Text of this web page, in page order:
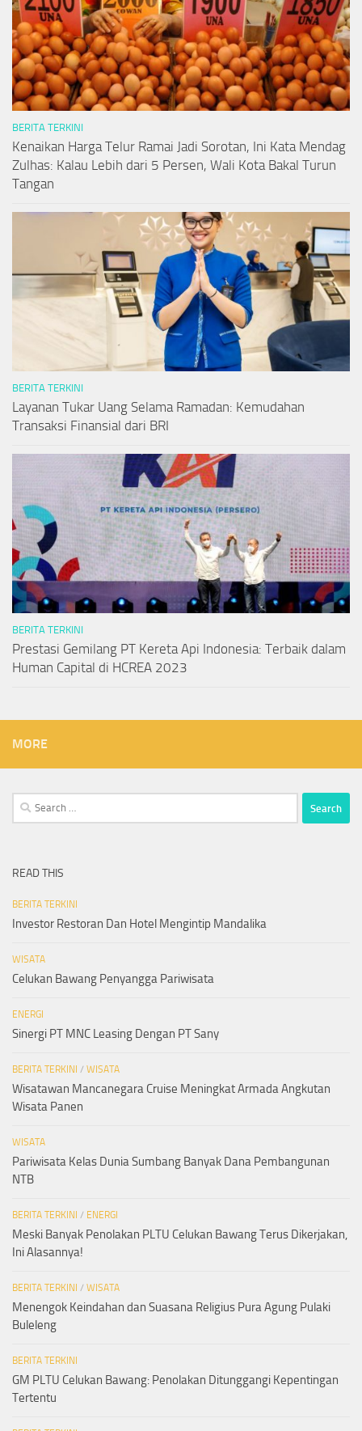
BERITA TERKINI
Kenaikan Harga Telur Ramai Jadi Sorotan, Ini Kata Mendag
Zulhas: Kalau Lebih dari 5 Persen, Wali Kota Bakal Turun
Tangan
BERITA TERKINI
Layanan Tukar Uang Selama Ramadan: Kemudahan
Transaksi Finansial dari BRI
BERITA TERKINI
Prestasi Gemilang PT Kereta Api Indonesia: Terbaik dalam
Human Capital di HCREA 2023
MORE
Search
for:
READ THIS
BERITA TERKINI
Investor Restoran Dan Hotel Mengintip Mandalika
WISATA
Celukan Bawang Penyangga Pariwisata
ENERGI
Sinergi PT MNC Leasing Dengan PT Sany
BERITA TERKINI / WISATA
Wisatawan Mancanegara Cruise Meningkat Armada Angkutan
Wisata Panen
WISATA
Pariwisata Kelas Dunia Sumbang Banyak Dana Pembangunan
NTB
BERITA TERKINI / ENERGI
Meski Banyak Penolakan PLTU Celukan Bawang Terus Dikerjakan,
Ini Alasannya!
BERITA TERKINI / WISATA
Menengok Keindahan dan Suasana Religius Pura Agung Pulaki
Buleleng
BERITA TERKINI
GM PLTU Celukan Bawang: Penolakan Ditunggangi Kepentingan
Tertentu